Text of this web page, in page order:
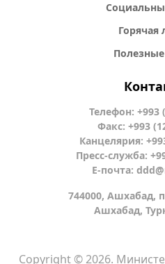
Горячая
Телефон: +993
Факс: +993
Канцелярия:
Пресс-служба:
Е-почта:
744000, Ашхабад,
Ашхабад,
Copyright © 2026.